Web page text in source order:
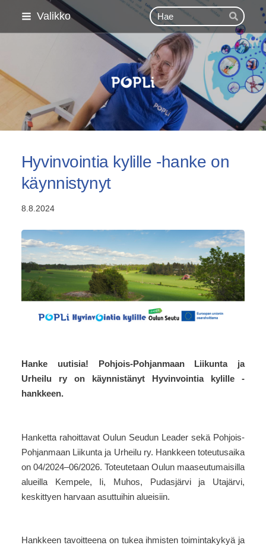
Siirry
Valikko
Haku
Hae
Pohjois-Pohjanmaan
Hyvinvointia kylille -hanke on
käynnistynyt
8.8.2024
Hanke uutisia! Pohjois-Pohjanmaan Liikunta ja
Urheilu ry on käynnistänyt Hyvinvointia kylille -
hankkeen.
Hanketta rahoittavat Oulun Seudun Leader sekä Pohjois-
Pohjanmaan Liikunta ja Urheilu ry. Hankkeen toteutusaika
on 04/2024–06/2026. Toteutetaan Oulun maaseutumaisilla
alueilla Kempele, Ii, Muhos, Pudasjärvi ja Utajärvi,
keskittyen harvaan asuttuihin alueisiin.
Hankkeen tavoitteena on tukea ihmisten toimintakykyä ja